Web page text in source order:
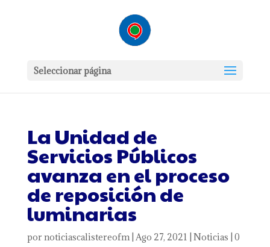
Seleccionar página
La Unidad de
Servicios Públicos
avanza en el proceso
de reposición de
luminarias
por noticiascalistereofm| Ago 27, 2021 Noticias 0